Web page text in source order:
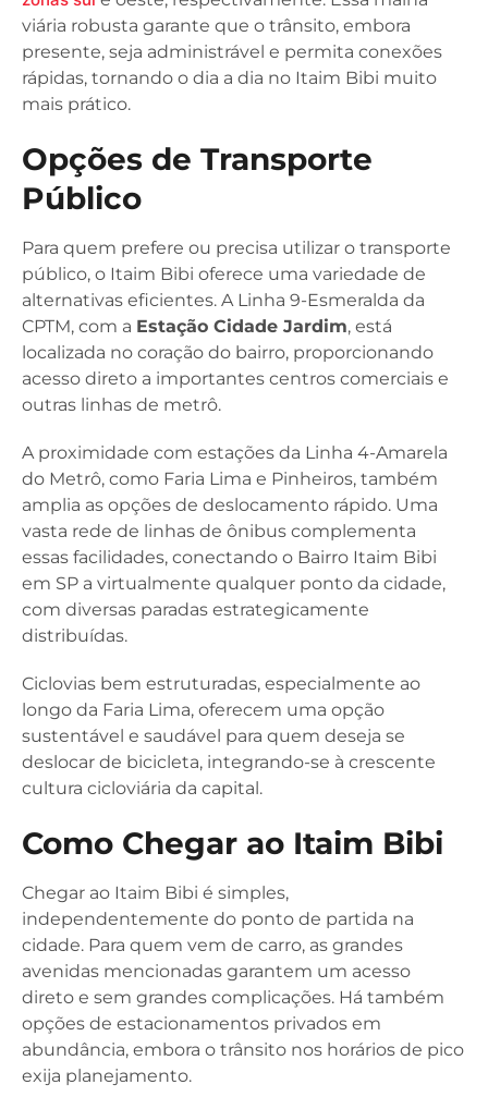
viária robusta garante que o trânsito, embora
presente, seja administrável e permita conexões
rápidas, tornando o dia a dia no Itaim Bibi muito
mais prático.
Opções de Transporte
Público
Para quem prefere ou precisa utilizar o transporte
público, o Itaim Bibi oferece uma variedade de
alternativas eficientes. A Linha 9-Esmeralda da
CPTM, com a Estação Cidade Jardim, está
localizada no coração do bairro, proporcionando
acesso direto a importantes centros comerciais e
outras linhas de metrô.
A proximidade com estações da Linha 4-Amarela
do Metrô, como Faria Lima e Pinheiros, também
amplia as opções de deslocamento rápido. Uma
vasta rede de linhas de ônibus complementa
essas facilidades, conectando o Bairro Itaim Bibi
em SP a virtualmente qualquer ponto da cidade,
com diversas paradas estrategicamente
distribuídas.
Ciclovias bem estruturadas, especialmente ao
longo da Faria Lima, oferecem uma opção
sustentável e saudável para quem deseja se
deslocar de bicicleta, integrando-se à crescente
cultura cicloviária da capital.
Como Chegar ao Itaim Bibi
Chegar ao Itaim Bibi é simples,
independentemente do ponto de partida na
cidade. Para quem vem de carro, as grandes
avenidas mencionadas garantem um acesso
direto e sem grandes complicações. Há também
opções de estacionamentos privados em
abundância, embora o trânsito nos horários de pico
exija planejamento.